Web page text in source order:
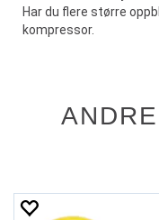
Har du flere større
kompressor.